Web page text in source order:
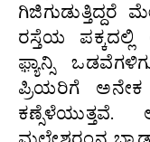
ಗಿಜಿಗುಡುತ್ತಿದ್ದರೆ
ರಸ್ತೆಯ ಪಕ್ಕದಲ್ಲಿ
ಫ಼್ಯಾನ್ಸಿ
ಪ್ರಿಯರಿಗೆ ಅನೇಕ